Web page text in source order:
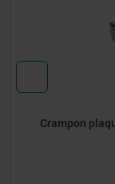
Crampon